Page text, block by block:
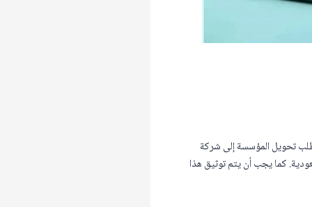
تحويل المؤسسة إلى شركة
كما يجب أن يتم توثيق هذا